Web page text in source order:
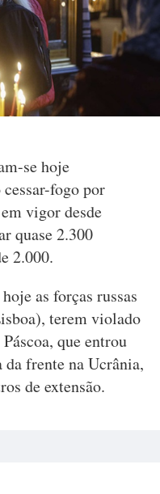
se hoje
fogo por
vigor desde
quase 2.300
2.000.
as forças russas
terem violado
que entrou
frente na Ucrânia,
de extensão.